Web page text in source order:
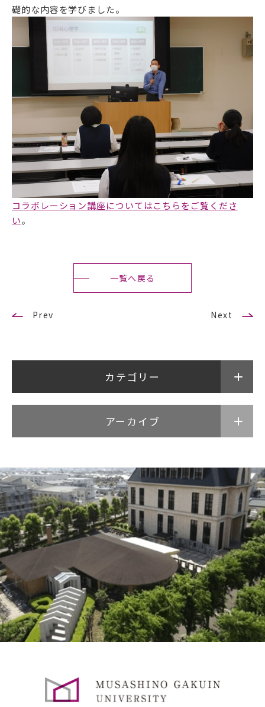
武蔵野学院
武蔵野学院大学大学院
武蔵野短期大学
武蔵野中学校 高等学校
武蔵野短期大学
附属幼稚園・保育園
礎的な内容を学びました。
コラボレーション講座についてはこちらをご覧くださ
い。
Prev
一覧へ戻る
Next
カテゴリー
アーカイブ